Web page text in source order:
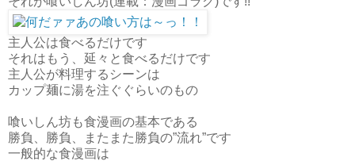
主人公は食べるだけです
それはもう、延々と食べるだけです
主人公が料理するシーンは
カップ麺に湯を注ぐぐらいのもの
喰いしん坊も食漫画の基本である
勝負、勝負、またまた勝負の”流れ”です
一般的な食漫画は